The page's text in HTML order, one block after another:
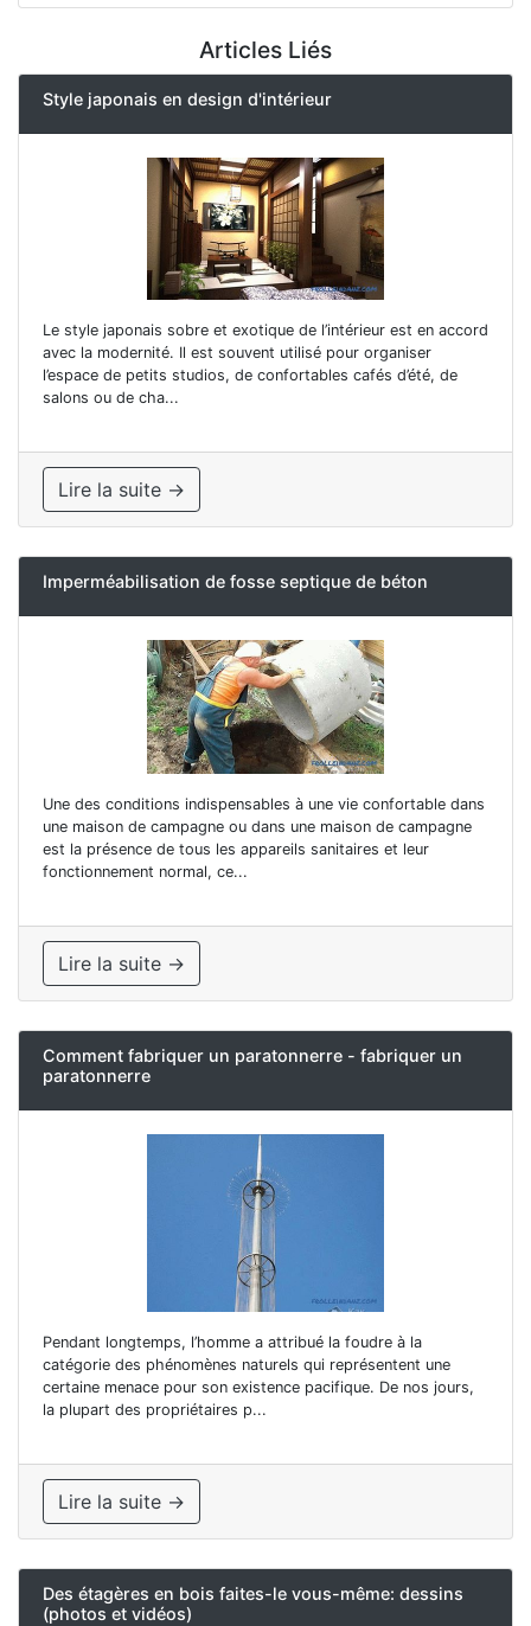
Articles Liés
Style japonais en design d'intérieur
Le style japonais sobre et exotique de l’intérieur est en accord
avec la modernité. Il est souvent utilisé pour organiser
l’espace de petits studios, de confortables cafés d’été, de
salons ou de cha...
Lire la suite →
Imperméabilisation de fosse septique de béton
Une des conditions indispensables à une vie confortable dans
une maison de campagne ou dans une maison de campagne
est la présence de tous les appareils sanitaires et leur
fonctionnement normal, ce...
Lire la suite →
Comment fabriquer un paratonnerre - fabriquer un
paratonnerre
Pendant longtemps, l’homme a attribué la foudre à la
catégorie des phénomènes naturels qui représentent une
certaine menace pour son existence pacifique. De nos jours,
la plupart des propriétaires p...
Lire la suite →
Des étagères en bois faites-le vous-même: dessins
(photos et vidéos)